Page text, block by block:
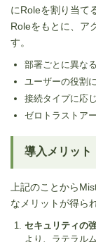
にRoleを割り当て
Roleをもとに、ア
す。
部署ごとに異な
ユーザーの役割
接続タイプに応
ゼロトラストア
導入メリット
上記のことから
なメリットが得ら
セキュリティの
より、ラテラル